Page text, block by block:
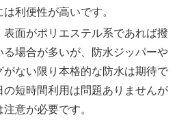
利便性が高いです。
表面がポリエステル系であれば撥
る場合が多いが、防水ジッパーや
がない限り本格的な防水は期待で
の短時間利用は問題ありませんが
意が必要です。